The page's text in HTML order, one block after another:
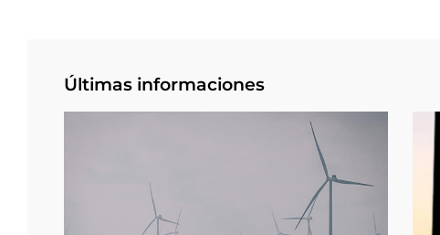
Últimas informaciones